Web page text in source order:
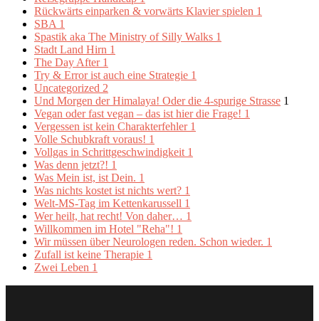
Rückwärts einparken & vorwärts Klavier spielen 1
SBA 1
Spastik aka The Ministry of Silly Walks 1
Stadt Land Hirn 1
The Day After 1
Try & Error ist auch eine Strategie 1
Uncategorized 2
Und Morgen der Himalaya! Oder die 4-spurige Strasse 1
Vegan oder fast vegan – das ist hier die Frage! 1
Vergessen ist kein Charakterfehler 1
Volle Schubkraft voraus! 1
Vollgas in Schrittgeschwindigkeit 1
Was denn jetzt?! 1
Was Mein ist, ist Dein. 1
Was nichts kostet ist nichts wert? 1
Welt-MS-Tag im Kettenkarussell 1
Wer heilt, hat recht! Von daher… 1
Willkommen im Hotel "Reha"! 1
Wir müssen über Neurologen reden. Schon wieder. 1
Zufall ist keine Therapie 1
Zwei Leben 1